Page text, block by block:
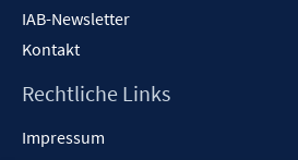
IAB-Newsletter
Kontakt
Rechtliche Links
Impressum